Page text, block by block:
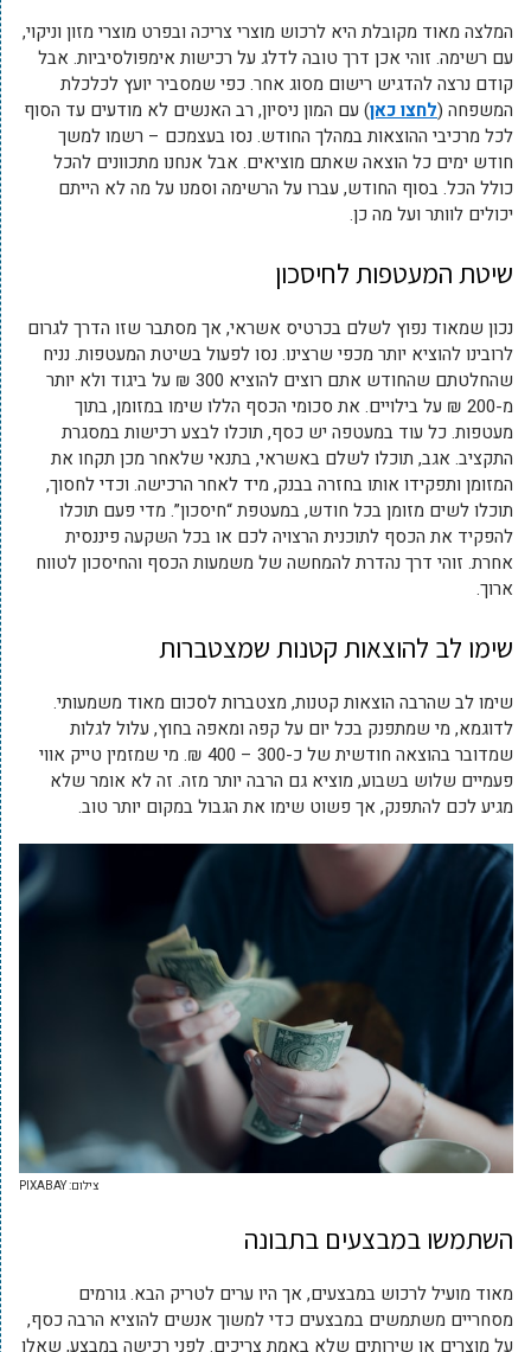
המלצה מאוד מקובלת היא לרכוש מוצרי צריכה ובפרט מוצרי מזון וניקוי,
עם רשימה. זוהי אכן דרך טובה לדלג על רכישות אימפולסיביות. אבל
קודם נרצה להדגיש רישום מסוג אחר. כפי שמסביר יועץ לכלכלת
המשפחה (לחצו כאן) עם המון ניסיון, רב האנשים לא מודעים עד הסוף
לכל מרכיבי ההוצאות במהלך החודש. נסו בעצמכם – רשמו למשך
חודש ימים כל הוצאה שאתם מוציאים. אבל אנחנו מתכוונים להכל
כולל הכל. בסוף החודש, עברו על הרשימה וסמנו על מה לא הייתם
יכולים לוותר ועל מה כן.
שיטת המעטפות לחיסכון
נכון שמאוד נפוץ לשלם בכרטיס אשראי, אך מסתבר שזו הדרך לגרום
לרובינו להוציא יותר מכפי שרצינו. נסו לפעול בשיטת המעטפות. נניח
שהחלטתם שהחודש אתם רוצים להוציא 300 ₪ על ביגוד ולא יותר
מ-200 ₪ על בילויים. את סכומי הכסף הללו שימו במזומן, בתוך
מעטפות. כל עוד במעטפה יש כסף, תוכלו לבצע רכישות במסגרת
התקציב. אגב, תוכלו לשלם באשראי, בתנאי שלאחר מכן תקחו את
המזומן ותפקידו אותו בחזרה בבנק, מיד לאחר הרכישה. וכדי לחסוך,
תוכלו לשים מזומן בכל חודש, במעטפת “חיסכון”. מדי פעם תוכלו
להפקיד את הכסף לתוכנית הרצויה לכם או בכל השקעה פיננסית
אחרת. זוהי דרך נהדרת להמחשה של משמעות הכסף והחיסכון לטווח
ארוך.
שימו לב להוצאות קטנות שמצטברות
שימו לב שהרבה הוצאות קטנות, מצטברות לסכום מאוד משמעותי.
לדוגמא, מי שמתפנק בכל יום על קפה ומאפה בחוץ, עלול לגלות
שמדובר בהוצאה חודשית של כ-300 – 400 ₪. מי שמזמין טייק אווי
פעמיים שלוש בשבוע, מוציא גם הרבה יותר מזה. זה לא אומר שלא
מגיע לכם להתפנק, אך פשוט שימו את הגבול במקום יותר טוב.
צילום: PIXABAY
השתמשו במבצעים בתבונה
מאוד מועיל לרכוש במבצעים, אך היו ערים לטריק הבא. גורמים
מסחריים משתמשים במבצעים כדי למשוך אנשים להוציא הרבה כסף,
על מוצרים או שירותים שלא באמת צריכים. לפני רכישה במבצע, שאלו